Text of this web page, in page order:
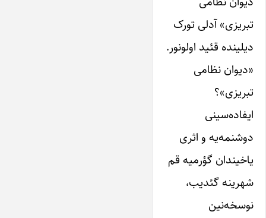
تبریزی» آدلی تورک
دیلینده قئید اولونور.
«دیوان نظامی
تبریزی»؟
ایفاده‌سینی
دوشنمه‌یه و اثری
یاخیندان گؤرمیه قم
شهرینه گئدیب،
نوسخه‌نین